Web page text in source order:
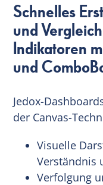
Schnelles
und
Indikatoren
und
Jedox-
der Canvas-
Visuelle
Verständnis
Verfolgung